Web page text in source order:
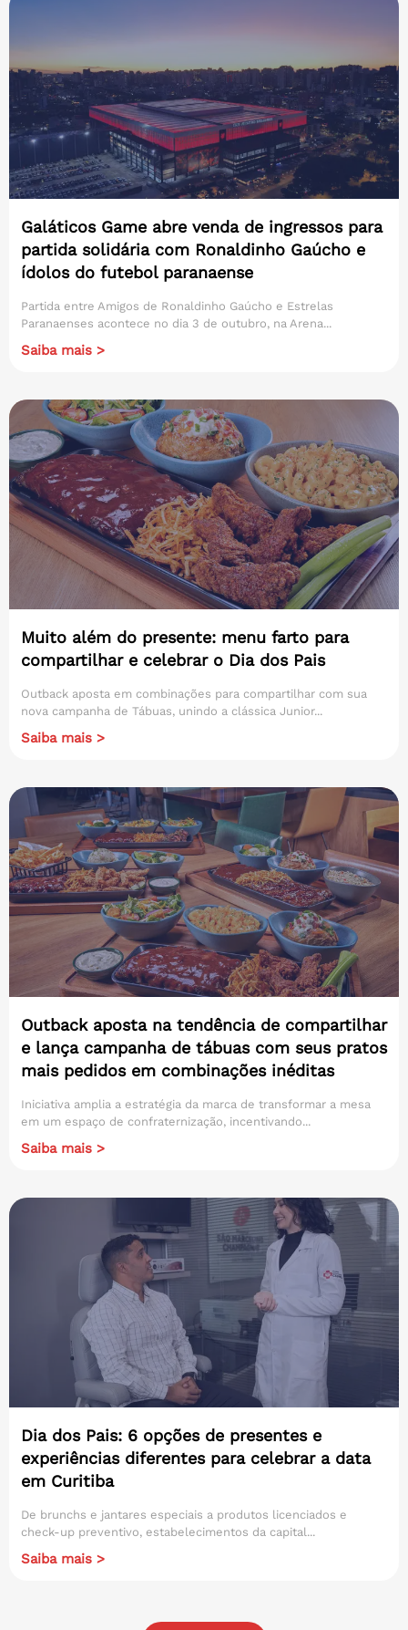
Galáticos Game abre venda de ingressos para
partida solidária com Ronaldinho Gaúcho e
ídolos do futebol paranaense
Partida entre Amigos de Ronaldinho Gaúcho e Estrelas
Paranaenses acontece no dia 3 de outubro, na Arena...
Saiba mais >
Muito além do presente: menu farto para
compartilhar e celebrar o Dia dos Pais
Outback aposta em combinações para compartilhar com sua
nova campanha de Tábuas, unindo a clássica Junior...
Saiba mais >
Outback aposta na tendência de compartilhar
e lança campanha de tábuas com seus pratos
mais pedidos em combinações inéditas
Iniciativa amplia a estratégia da marca de transformar a mesa
em um espaço de confraternização, incentivando...
Saiba mais >
Dia dos Pais: 6 opções de presentes e
experiências diferentes para celebrar a data
em Curitiba
De brunchs e jantares especiais a produtos licenciados e
check-up preventivo, estabelecimentos da capital...
Saiba mais >